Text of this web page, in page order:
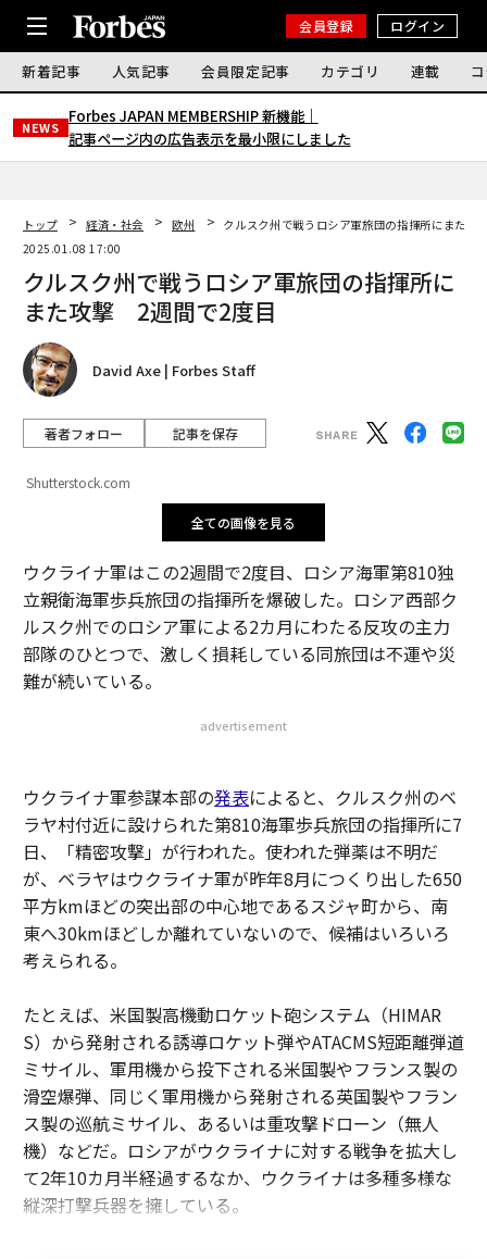
会員登録 ログイン
新着記事 人気記事 会員限定記事 カテゴリ 連載
NEWS
Forbes JAPAN MEMBERSHIP 新機能｜
記事ページ内の広告表示を最小限にしました
トップ 経済・社会 欧州
クルスク州で戦うロシア軍旅団の指揮所にまた
2025.01.08 17:00
クルスク州で戦うロシア軍旅団の指揮所に
また攻撃 2週間で2度目
David Axe | Forbes Staff
著者フォロー 記事を保存
Shutterstock.com
全ての画像を見る
ウクライナ軍はこの2週間で2度目、ロシア海軍第810独
立親衛海軍歩兵旅団の指揮所を爆破した。ロシア西部ク
ルスク州でのロシア軍による2カ月にわたる反攻の主力
部隊のひとつで、激しく損耗している同旅団は不運や災
難が続いている。
advertisement
ウクライナ軍参謀本部の発表によると、クルスク州のベ
ラヤ村付近に設けられた第810海軍歩兵旅団の指揮所に7
日、「精密攻撃」が行われた。使われた弾薬は不明だ
が、ベラヤはウクライナ軍が昨年8月につくり出した650
平方kmほどの突出部の中心地であるスジャ町から、南
東へ30kmほどしか離れていないので、候補はいろいろ
考えられる。
たとえば、米国製高機動ロケット砲システム（HIMAR
S）から発射される誘導ロケット弾やATACMS短距離弾道
ミサイル、軍用機から投下される米国製やフランス製の
滑空爆弾、同じく軍用機から発射される英国製やフラン
ス製の巡航ミサイル、あるいは重攻撃ドローン（無人
機）などだ。ロシアがウクライナに対する戦争を拡大し
て2年10カ月半経過するなか、ウクライナは多種多様な
縦深打撃兵器を擁している。